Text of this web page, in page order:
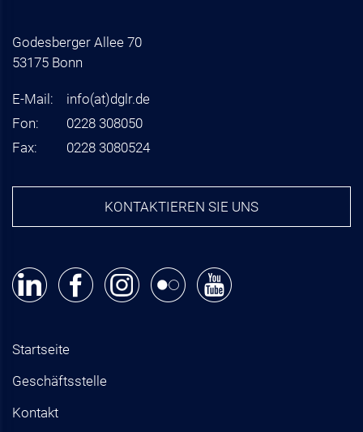
Godesberger Allee 70
53175 Bonn
E-Mail: info(at)dglr.de
Fon:
0228 308050
Fax:
0228 3080524
KONTAKTIEREN SIE UNS
Startseite
Geschäftsstelle
Kontakt